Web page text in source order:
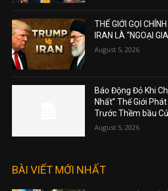
THẾ GIỚI GỌI
IRAN LÀ “NGOẠI
August 5, 2026
Báo Động Đỏ Khi
Nhất” Thế Giới
Trước Thềm bầu
August 5, 2026
BÀI VIẾT MỚI NHẤT